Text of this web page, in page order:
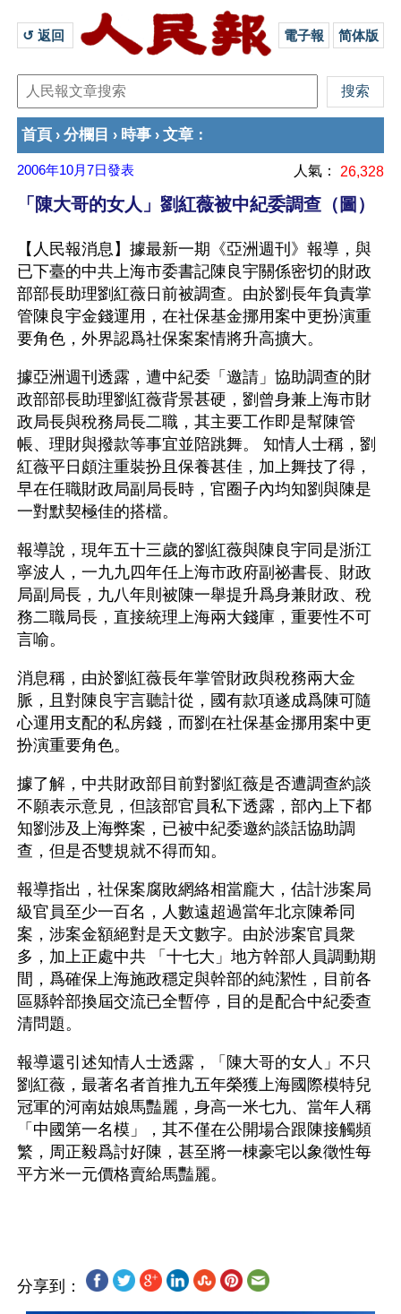
↺ 返回 電子報 简体版
首頁 › 分欄目 › 時事 › 文章 ：
2006年10月7日發表 人氣： 26,328
「陳大哥的女人」劉紅薇被中紀委調查（圖）
【人民報消息】據最新一期《亞洲週刊》報導，與
已下臺的中共上海市委書記陳良宇關係密切的財政
部部長助理劉紅薇日前被調查。由於劉長年負責掌
管陳良宇金錢運用，在社保基金挪用案中更扮演重
要角色，外界認爲社保案案情將升高擴大。
據亞洲週刊透露，遭中紀委「邀請」協助調查的財
政部部長助理劉紅薇背景甚硬，劉曾身兼上海市財
政局長與稅務局長二職，其主要工作即是幫陳管
帳、理財與撥款等事宜並陪跳舞。 知情人士稱，劉
紅薇平日頗注重裝扮且保養甚佳，加上舞技了得，
早在任職財政局副局長時，官圈子內均知劉與陳是
一對默契極佳的搭檔。
報導說，現年五十三歲的劉紅薇與陳良宇同是浙江
寧波人，一九九四年任上海市政府副祕書長、財政
局副局長，九八年則被陳一舉提升爲身兼財政、稅
務二職局長，直接統理上海兩大錢庫，重要性不可
言喻。
消息稱，由於劉紅薇長年掌管財政與稅務兩大金
脈，且對陳良宇言聽計從，國有款項遂成爲陳可隨
心運用支配的私房錢，而劉在社保基金挪用案中更
扮演重要角色。
據了解，中共財政部目前對劉紅薇是否遭調查約談
不願表示意見，但該部官員私下透露，部內上下都
知劉涉及上海弊案，已被中紀委邀約談話協助調
查，但是否雙規就不得而知。
報導指出，社保案腐敗網絡相當龐大，估計涉案局
級官員至少一百名，人數遠超過當年北京陳希同
案，涉案金額絕對是天文數字。由於涉案官員衆
多，加上正處中共 「十七大」地方幹部人員調動期
間，爲確保上海施政穩定與幹部的純潔性，目前各
區縣幹部換屆交流已全暫停，目的是配合中紀委查
清問題。
報導還引述知情人士透露，「陳大哥的女人」不只
劉紅薇，最著名者首推九五年榮獲上海國際模特兒
冠軍的河南姑娘馬豔麗，身高一米七九、當年人稱
「中國第一名模」，其不僅在公開場合跟陳接觸頻
繁，周正毅爲討好陳，甚至將一棟豪宅以象徵性每
平方米一元價格賣給馬豔麗。
分享到：